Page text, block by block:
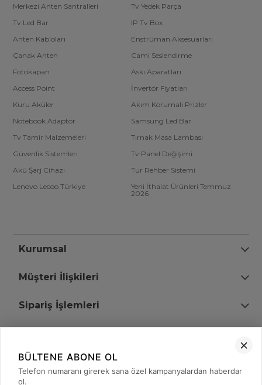
Merkezi Anten Santralleri
Tv Yedek Parça
Tv Led Bar
IP Tv Box
Anten Kabloları
Enstrüman Aksesuarları
Çanak Anten
Cami Seslendirme
Fotokapan
Askı Aparatları
Access Point
İnvertör Fiyatları
Kuru Aküler
Akım Korumalı Prizler
Notebook Adaptör
Samsung Led Bar
Tv Tamir Malzemeleri
Tırnak Masa Lambası
Güvenlik Sistemleri
Tv Panel Değişimi
Akü Şarj Cihazı
Tur Rehber Sistemi
Lenovo Lecoo Türkiye
Yeni İthalat Ürünleri Temmuz
2026
Kurumsal
Müşteri İlişkileri
Sipariş İşlemleri
+90 (850) 473 08 08
BÜLTENE ABONE OL
Telefon numaranı girerek sana özel kampanyalardan haberdar
ol.